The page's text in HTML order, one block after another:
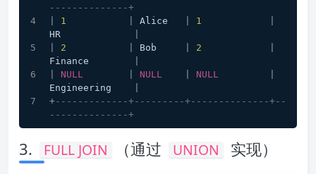
--------------+
1 Alice 1
HR
2 Bob 2
Finance
NULL NULL NULL
Engineering
+-------------+---------+--------------+--
--------------+
3. FULL JOIN （通过 UNION 实现）